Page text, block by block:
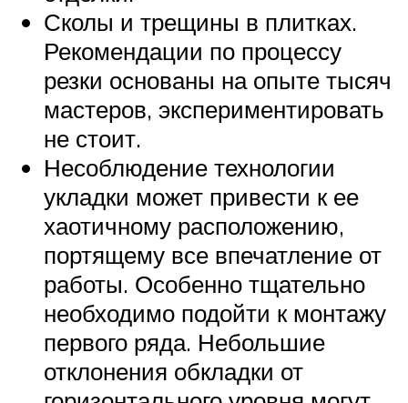
Сколы и трещины в плитках.
Рекомендации по процессу
резки основаны на опыте тысяч
мастеров, экспериментировать
не стоит.
Несоблюдение технологии
укладки может привести к ее
хаотичному расположению,
портящему все впечатление от
работы. Особенно тщательно
необходимо подойти к монтажу
первого ряда. Небольшие
отклонения обкладки от